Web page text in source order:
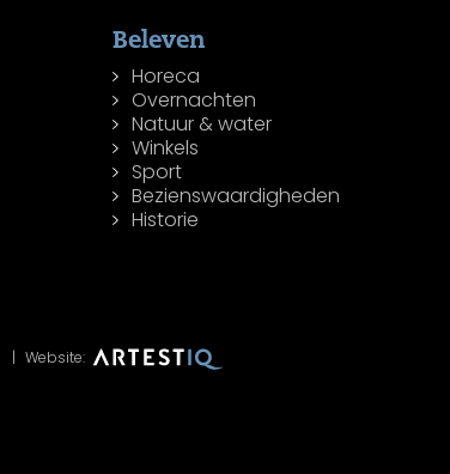
Beleven
Horeca
Overnachten
Natuur & water
Winkels
Sport
Bezienswaardigheden
Historie
Website: